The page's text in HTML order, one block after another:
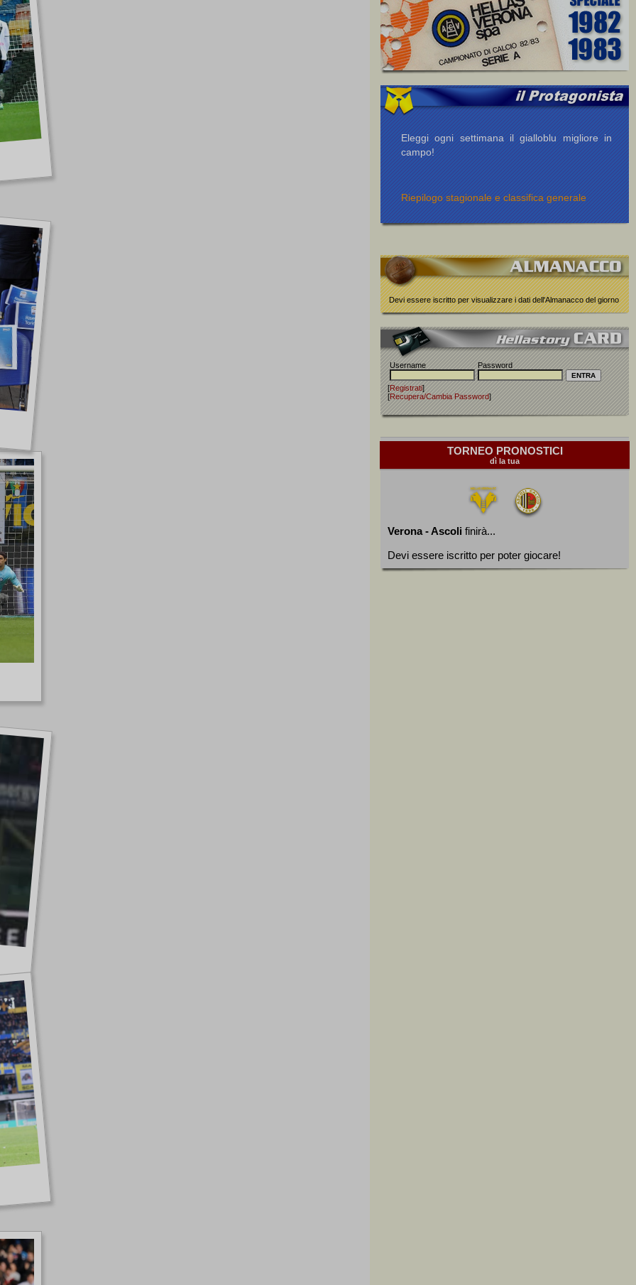
Eleggi ogni settimana il gialloblu migliore in
campo!
Riepilogo stagionale e classifica generale
Devi essere iscritto per visualizzare i dati dell'Almanacco del giorno
Username Password
[Registrati]
[Recupera/Cambia Password]
TORNEO PRONOSTICI
dì la tua
Verona - Ascoli finirà...
Devi essere iscritto per poter giocare!